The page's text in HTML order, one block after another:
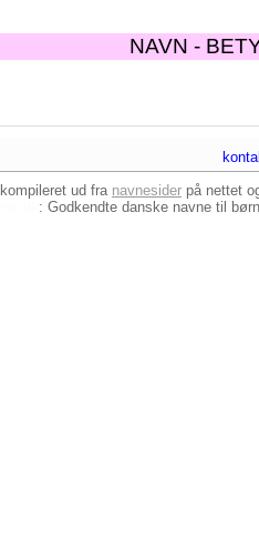
NAVN -
ud fra navnesider på nettet
: Godkendte danske navne til børn